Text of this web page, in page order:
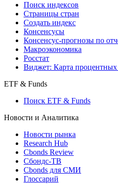
Поиск индексов
Страницы стран
Создать индекс
Консенсусы
Консенсус-прогнозы по
Макроэкономика
Росстат
Виджет: Карта процентных
ETF & Funds
Поиск ETF & Funds
Новости и Аналитика
Новости рынка
Research Hub
Cbonds Review
Сбондс-ТВ
Cbonds для СМИ
Глоссарий